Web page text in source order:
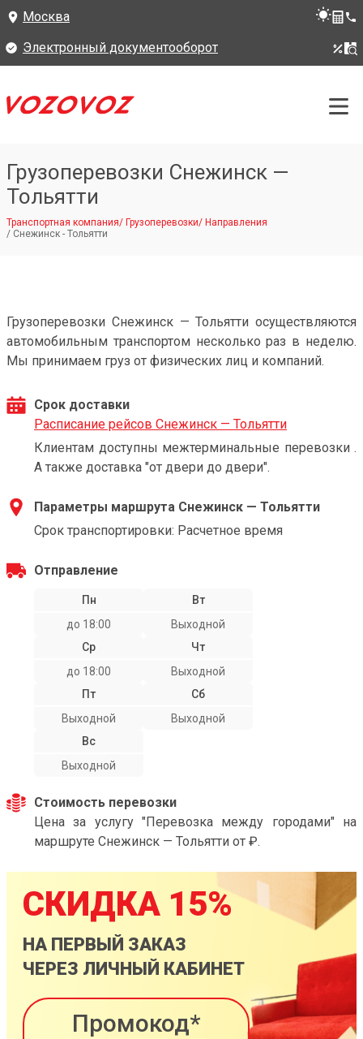
Москва
Электронный документооборот
Грузоперевозки Снежинск —
Тольятти
Транспортная компания/ Грузоперевозки/ Направления
/ Снежинск - Тольятти
Грузоперевозки Снежинск — Тольятти осуществляются
автомобильным транспортом несколько раз в неделю.
Мы принимаем груз от физических лиц и компаний.
Срок доставки
Расписание рейсов Снежинск — Тольятти
Клиентам доступны межтерминальные перевозки .
А также доставка "от двери до двери".
Параметры маршрута Снежинск — Тольятти
Срок транспортировки: Расчетное время
Отправление
Пн
до 18:00
Вт
Выходной
Ср
до 18:00
Чт
Выходной
Пт
Выходной
Сб
Выходной
Вс
Выходной
Стоимость перевозки
Цена за услугу "Перевозка между городами" на
маршруте Снежинск — Тольятти от ₽.
СКИДКА 15%
НА ПЕРВЫЙ ЗАКАЗ
ЧЕРЕЗ ЛИЧНЫЙ КАБИНЕТ
Промокод*